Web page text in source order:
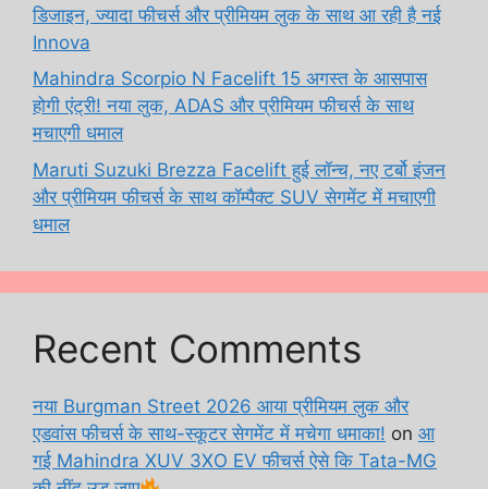
डिजाइन, ज्यादा फीचर्स और प्रीमियम लुक के साथ आ रही है नई
Innova
Mahindra Scorpio N Facelift 15 अगस्त के आसपास
होगी एंट्री! नया लुक, ADAS और प्रीमियम फीचर्स के साथ
मचाएगी धमाल
Maruti Suzuki Brezza Facelift हुई लॉन्च, नए टर्बो इंजन
और प्रीमियम फीचर्स के साथ कॉम्पैक्ट SUV सेगमेंट में मचाएगी
धमाल
Recent Comments
नया Burgman Street 2026 आया प्रीमियम लुक और
एडवांस फीचर्स के साथ-स्कूटर सेगमेंट में मचेगा धमाका! on आ
गई Mahindra XUV 3XO EV फीचर्स ऐसे कि Tata-MG